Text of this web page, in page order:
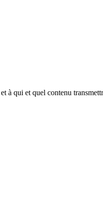
à qui et quel contenu